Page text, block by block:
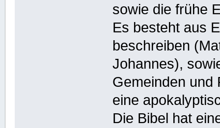
sowie die frühe
Es besteht aus
beschreiben
Johannes),
Gemeinden und
eine
Die Bibel hat